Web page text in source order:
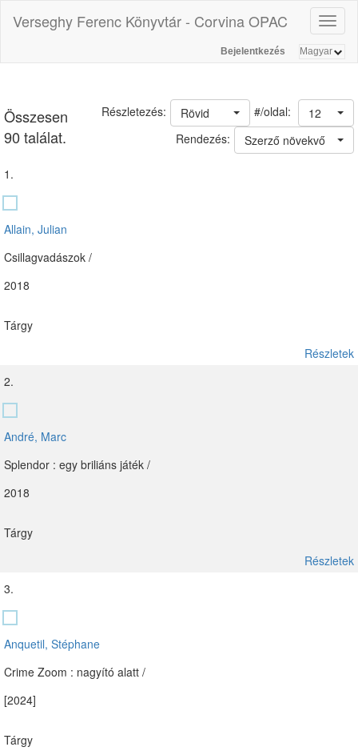
Verseghy Ferenc Könyvtár - Corvina OPAC
Bejelentkezés
Összesen
90 találat.
#/oldal: 12
Rövid
Részletezés:
Rendezés:
Szerző növekvő
1.
Allain, Julian
Csillagvadászok /
2018
Tárgy
Részletek
2.
André, Marc
Splendor : egy briliáns játék /
2018
Tárgy
Részletek
3.
Anquetil, Stéphane
Crime Zoom : nagyító alatt /
[2024]
Tárgy